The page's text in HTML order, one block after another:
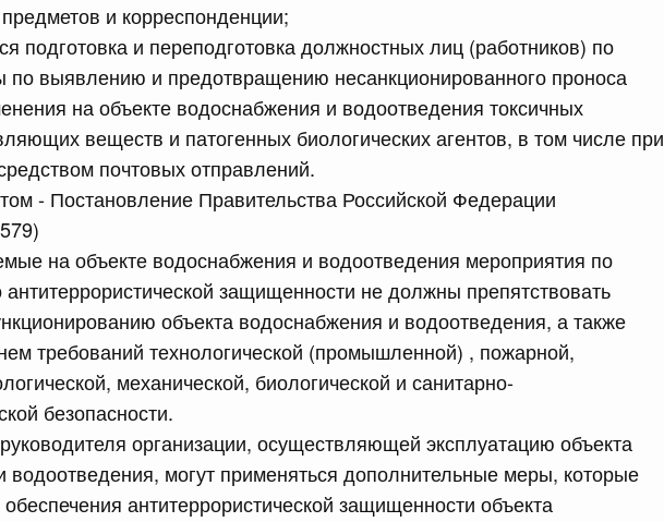
и корреспонденции;
подготовка и переподготовка должностных лиц (работников) по
по выявлению и предотвращению несанкционированного проноса
на объекте водоснабжения и водоотведения токсичных
веществ и патогенных биологических агентов, в том числе при
почтовых отправлений.
- Постановление Правительства Российской Федерации
на объекте водоснабжения и водоотведения мероприятия по
защищенности не должны препятствовать
объекта водоснабжения и водоотведения, а также
требований технологической (промышленной) , пожарной,
механической, биологической и санитарно-
безопасности.
организации, осуществляющей эксплуатацию объекта
водоотведения, могут применяться дополнительные меры, которые
антитеррористической защищенности объекта
Федерации от 10.07.2026 г. № 873
между Российской Федерацией и Республикой Абхазия о
программы социально-экономического развития
Федерации от 10.07.2026 г. № 870
Российской Федерации от 30 апреля 2009
Показать еще